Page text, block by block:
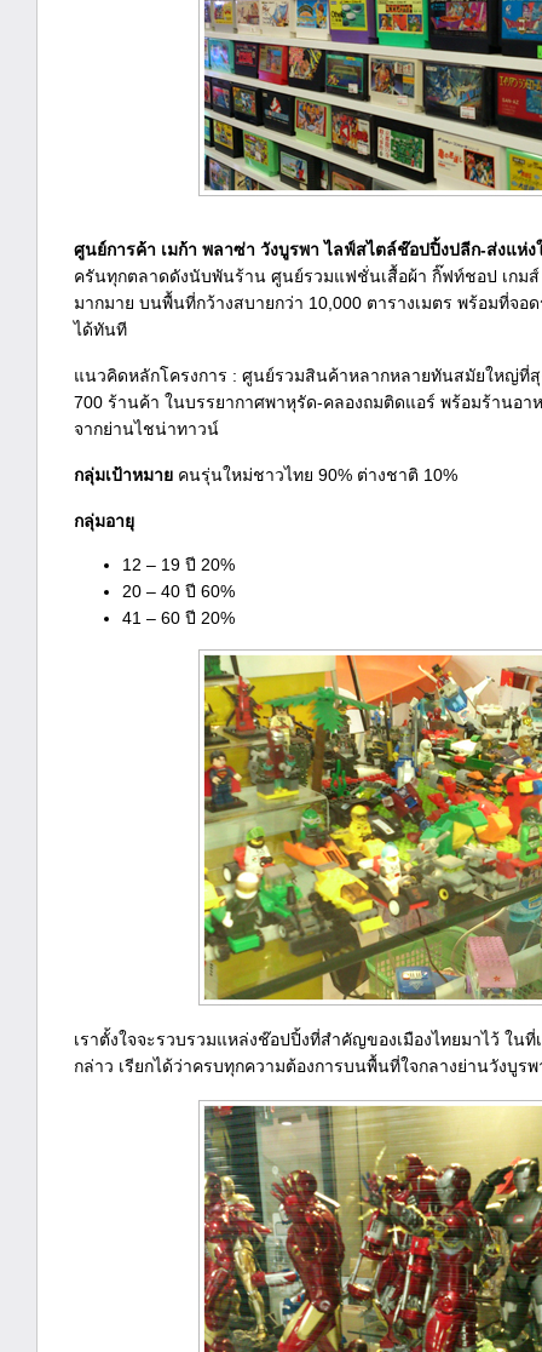
ศูนย์การค้า เมก้า พลาซ่า วังบูรพา ไลฟ์สไตล์ช๊อปปิ้งปลีก-ส่งแห่ง
ครันทุกตลาดดังนับพันร้าน ศูนย์รวมแฟชั่นเสื้อผ้า กิ๊ฟท์ชอป เกม
มากมาย บนพื้นที่กว้างสบายกว่า 10,000 ตารางเมตร พร้อมที่จอ
ได้ทันที
แนวคิดหลักโครงการ : ศูนย์รวมสินค้าหลากหลายทันสมัยใหญ่ที่
700 ร้านค้า ในบรรยากาศพาหุรัด-คลองถมติดแอร์ พร้อมร้านอา
จากย่านไชน่าทาวน์
กลุ่มเป้าหมาย คนรุ่นใหม่ชาวไทย 90% ต่างชาติ 10%
กลุ่มอายุ
12 – 19 ปี 20%
20 – 40 ปี 60%
41 – 60 ปี 20%
เราตั้งใจจะรวบรวมแหล่งช๊อปปิ้งที่สำคัญของเมืองไทยมาไว้ ใน
กล่าว เรียกได้ว่าครบทุกความต้องการบนพื้นที่ใจกลางย่านวังบูร